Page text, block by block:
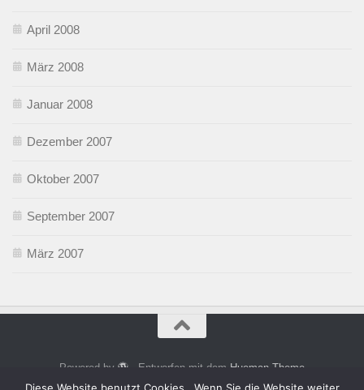
April 2008
März 2008
Januar 2008
Dezember 2007
Oktober 2007
September 2007
März 2007
Powered by - Entworfen mit dem Hueman-Theme